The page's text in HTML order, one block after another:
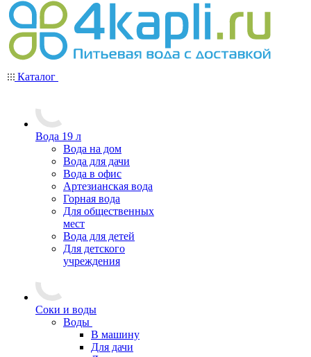
Каталог
Вода 19 л
Вода на дом
Вода для дачи
Вода в офис
Артезианская вода
Горная вода
Для общественных
мест
Вода для детей
Для детского
учреждения
Соки и воды
Воды
В машину
Для дачи